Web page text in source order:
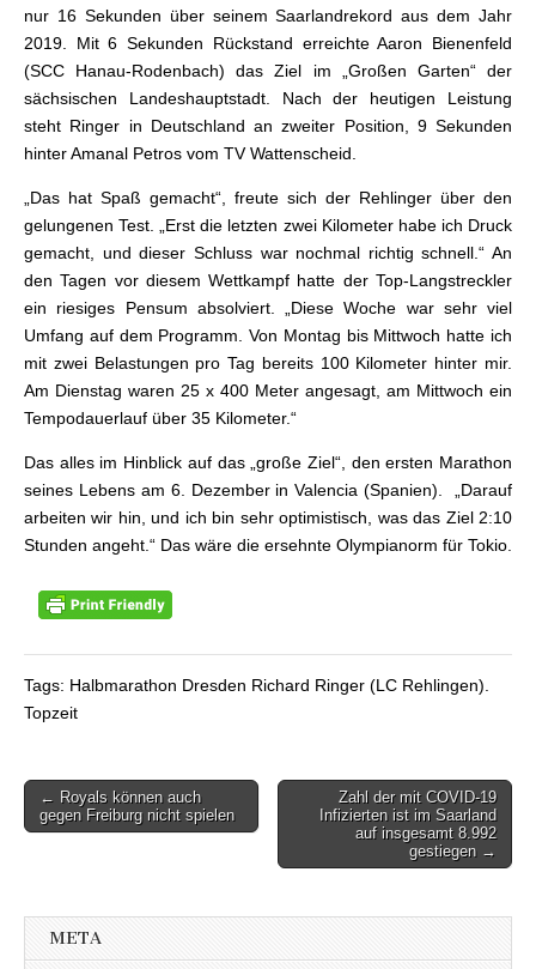
nur 16 Sekunden über seinem Saarlandrekord aus dem Jahr
2019. Mit 6 Sekunden Rückstand erreichte Aaron Bienenfeld
(SCC Hanau-Rodenbach) das Ziel im „Großen Garten“ der
sächsischen Landeshauptstadt. Nach der heutigen Leistung
steht Ringer in Deutschland an zweiter Position, 9 Sekunden
hinter Amanal Petros vom TV Wattenscheid.
„Das hat Spaß gemacht“, freute sich der Rehlinger über den
gelungenen Test. „Erst die letzten zwei Kilometer habe ich Druck
gemacht, und dieser Schluss war nochmal richtig schnell.“ An
den Tagen vor diesem Wettkampf hatte der Top-Langstreckler
ein riesiges Pensum absolviert. „Diese Woche war sehr viel
Umfang auf dem Programm. Von Montag bis Mittwoch hatte ich
mit zwei Belastungen pro Tag bereits 100 Kilometer hinter mir.
Am Dienstag waren 25 x 400 Meter angesagt, am Mittwoch ein
Tempodauerlauf über 35 Kilometer.“
Das alles im Hinblick auf das „große Ziel“, den ersten Marathon
seines Lebens am 6. Dezember in Valencia (Spanien). „Darauf
arbeiten wir hin, und ich bin sehr optimistisch, was das Ziel 2:10
Stunden angeht.“ Das wäre die ersehnte Olympianorm für Tokio.
Tags: Halbmarathon Dresden Richard Ringer (LC Rehlingen).
Topzeit
Beitragsnavigation
← Royals können auch
gegen Freiburg nicht spielen
Zahl der mit COVID-19
Infizierten ist im Saarland
auf insgesamt 8.992
gestiegen →
META